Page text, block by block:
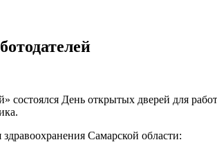
День открытых дверей для
Самарской области: